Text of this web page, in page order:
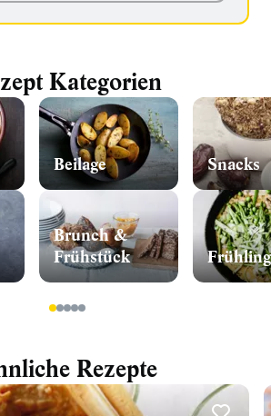
Kategorien
Beilage
Brunch &
Frühstück
Snacks
Frühling
12345
Rezepte